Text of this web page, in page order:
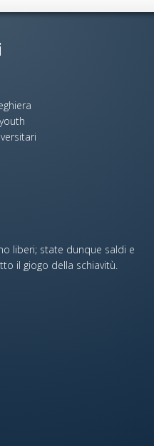
liberi; state dunque saldi e
il giogo della schiavitù.